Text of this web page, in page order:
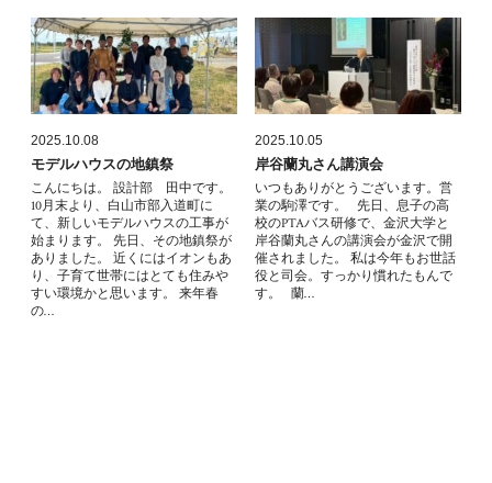
2025.10.08
モデルハウスの地鎮祭
こんにちは。 設計部 田中です。
10月末より、白山市部入道町に
て、新しいモデルハウスの工事が
始まります。 先日、その地鎮祭が
ありました。 近くにはイオンもあ
り、子育て世帯にはとても住みや
すい環境かと思います。 来年春
の…
2025.10.05
岸谷蘭丸さん講演会
いつもありがとうございます。営
業の駒澤です。 先日、息子の高
校のPTAバス研修で、金沢大学と
岸谷蘭丸さんの講演会が金沢で開
催されました。 私は今年もお世話
役と司会。すっかり慣れたもんで
す。 蘭…